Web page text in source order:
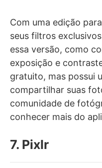
Com uma edição
seus filtros
essa versão, como
exposição e
gratuito, mas possui
compartilhar suas
comunidade de
conhecer mais do
7. Pixlr